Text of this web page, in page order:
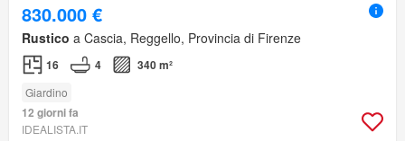
830.000 €
Rustico a Cascia, Reggello, Provincia di Firenze
16 4 340 m²
Giardino
12 giorni fa
IDEALISTA.IT